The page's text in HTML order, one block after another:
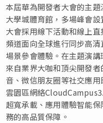
本屆華為開發者大會的主
大學城體育館，多場峰會
大會採用線下活動和線上
頻道面向全球進行同步高
場景參會體驗。在主題演
來自業界大咖和頂尖開發
音、微信朋友圈等社交應
雲園區網絡
超寬承載、應用體驗智能
務的高品質保障。